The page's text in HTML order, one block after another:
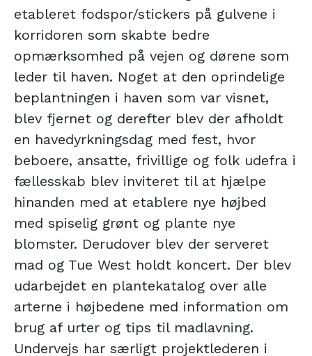
etableret fodspor/stickers på gulvene i
korridoren som skabte bedre
opmærksomhed på vejen og dørene som
leder til haven. Noget at den oprindelige
beplantningen i haven som var visnet,
blev fjernet og derefter blev der afholdt
en havedyrkningsdag med fest, hvor
beboere, ansatte, frivillige og folk udefra i
fællesskab blev inviteret til at hjælpe
hinanden med at etablere nye højbed
med spiselig grønt og plante nye
blomster. Derudover blev der serveret
mad og Tue West holdt koncert. Der blev
udarbejdet en plantekatalog over alle
arterne i højbedene med information om
brug af urter og tips til madlavning.
Undervejs har særligt projektlederen i